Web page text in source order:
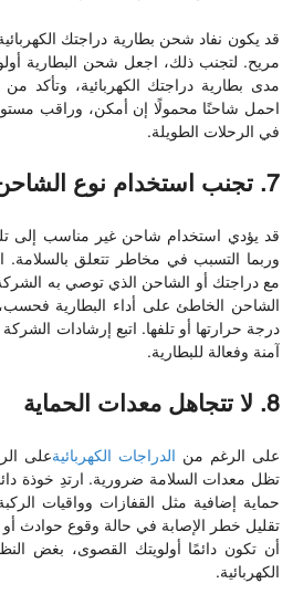
قد يكون نفاد شحن بطارية دراجتك الكهربائية
مريح. لتجنب ذلك، اجعل شحن البطارية
مدى بطارية دراجتك الكهربائية، وتأكد من
احمل شاحنًا محمولًا إن أمكن، وراقب
في الرحلات الطويلة.
7. تجنب استخدام نوع الشاحن الخاطئ
قد يؤدي استخدام شاحن غير مناسب إلى
وربما التسبب في مخاطر تتعلق بالسلامة.
مع دراجتك أو الشاحن الذي توصي به
الشاحن الخاطئ على أداء البطارية
درجة حرارتها أو تلفها. اتبع إرشادات
آمنة وفعالة للبطارية.
8. لا تتجاهل معدات الحماية
على الرغم من الدراجات الكهربائيةعلى
تظل معدات السلامة ضرورية. ارتدِ خوذة
حماية إضافية مثل القفازات وواقيات
تقليل خطر الإصابة في حالة وقوع حوادث
أن تكون دائمًا أولويتك القصوى، بغض
الكهربائية.